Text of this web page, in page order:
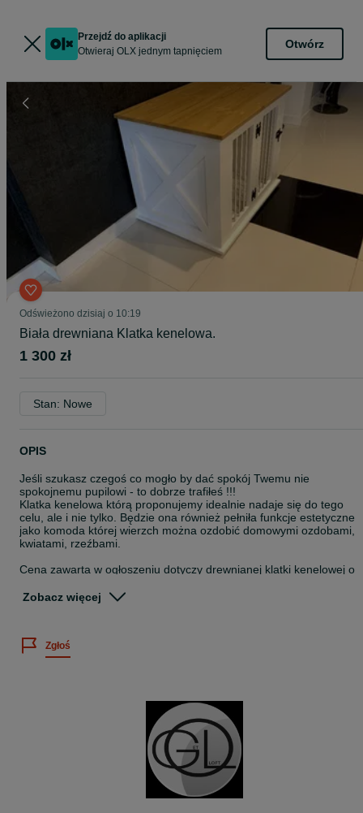
Przejdź do aplikacji
Otwieraj OLX jednym tapnięciem
Otwórz
Odświeżono dzisiaj o 10:19
Biała drewniana Klatka kenelowa.
1 300 zł
Stan: Nowe
OPIS
Jeśli szukasz czegoś co mogło by dać spokój Twemu nie
spokojnemu pupilowi - to dobrze trafiłeś !!!
Klatka kenelowa którą proponujemy idealnie nadaje się do tego
celu, ale i nie tylko. Będzie ona również pełniła funkcje estetyczne
jako komoda której wierzch można ozdobić domowymi ozdobami,
kwiatami, rzeźbami.
Cena zawarta w ogłoszeniu dotyczy drewnianej klatki kenelowej o
W całości jest wykonana z drewna sosnowego. podbita ślizgaczami
o wysokości ok 7 mm.
z naszych realizacji, w różnych kolorach i rodzajach farb.
Ze względu na ręczne wykonanie produktu, może on posiadać
niedoskonałości oraz zamierzone umiejscowienie niektórych
ozdobnych elementów drewna.
Istnieje możliwość montażu drzwi przesuwnych + 100 zł.
Zobacz więcej
Zgłoś